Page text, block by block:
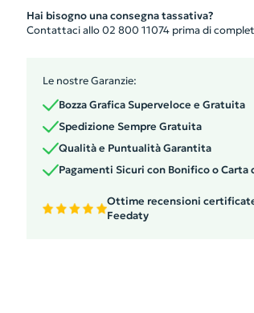
gamma di colori, tutti con cerniera e
a qualsiasi stile o esigenza aziendale.
Hai bisogno una consegna tassativa?
Contattaci allo 02 800 11074 prima di
Le nostre Garanzie:
Bozza Grafica Superveloce e Gratuita
Spedizione Sempre Gratuita
Qualità e Puntualità Garantita
Pagamenti Sicuri con Bonifico o Carta
Ottime recensioni
Feedaty